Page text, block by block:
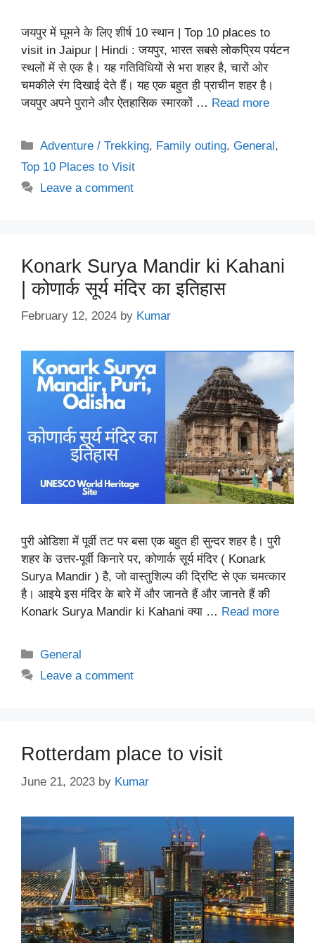
जयपुर में घूमने के लिए शीर्ष 10 स्थान | Top 10 places to
visit in Jaipur | Hindi : जयपुर, भारत सबसे लोकप्रिय पर्यटन
स्थलों में से एक है। यह गतिविधियों से भरा शहर है, चारों ओर
चमकीले रंग दिखाई देते हैं। यह एक बहुत ही प्राचीन शहर है।
जयपुर अपने पुराने और ऐतहासिक स्मारकों … Read more
Categories
Adventure / Trekking, Family outing,General,
Top 10 Places to Visit
Leave a comment
Konark Surya Mandir ki Kahani
| कोणार्क सूर्य मंदिर का इतिहास
February 12, 2024 by Kumar
पुरी ओडिशा में पूर्वी तट पर बसा एक बहुत ही सुन्दर शहर है। पुरी
शहर के उत्तर-पूर्वी किनारे पर, कोणार्क सूर्य मंदिर ( Konark
Surya Mandir ) है, जो वास्तुशिल्प की द्रिष्टि से एक चमत्कार
है। आइये इस मंदिर के बारे में और जानते हैं और जानते हैं की
Konark Surya Mandir ki Kahani क्या … Read more
Categories
General
Leave a comment
Rotterdam place to visit
June 21, 2023 by Kumar